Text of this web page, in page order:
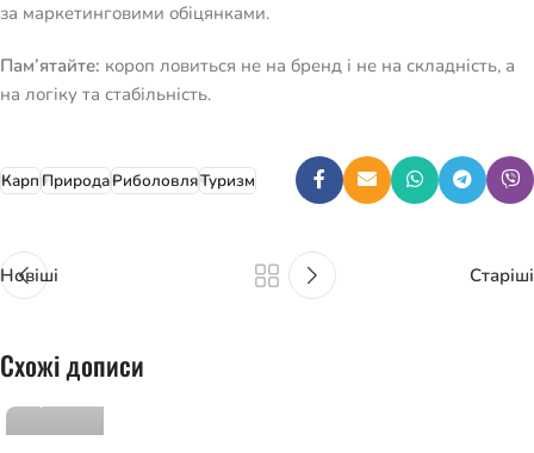
за маркетинговими обіцянками.
Пам’ятайте: короп ловиться не на бренд і не на складність, а
на логіку та стабільність.
КарпПриродаРиболовляТуризм
Новіші Старіші
Схожі дописи